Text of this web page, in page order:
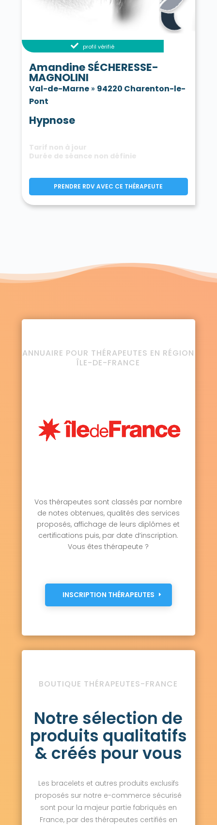
profil vérifié
Amandine SÉCHERESSE-
MAGNOLINI
Val-de-Marne» 94220 Charenton-le-
Pont
Hypnose
Tarif non à jour
Durée de séance non définie
PRENDRE RDV AVEC CE THÉRAPEUTE
ANNUAIRE POUR THÉRAPEUTES EN RÉGION
ÎLE-DE-FRANCE
Vos thérapeutes sont classés par nombre
de notes obtenues, qualités des services
proposés, affichage de leurs diplômes et
certifications puis, par date d’inscription.
Vous êtes thérapeute ?
INSCRIPTION THÉRAPEUTES
BOUTIQUE THÉRAPEUTES-FRANCE
Notre sélection de
produits qualitatifs
& créés pour vous
Les bracelets et autres produits exclusifs
proposés sur notre e-commerce sécurisé
sont pour la majeur partie fabriqués en
France, par des thérapeutes certifiés en